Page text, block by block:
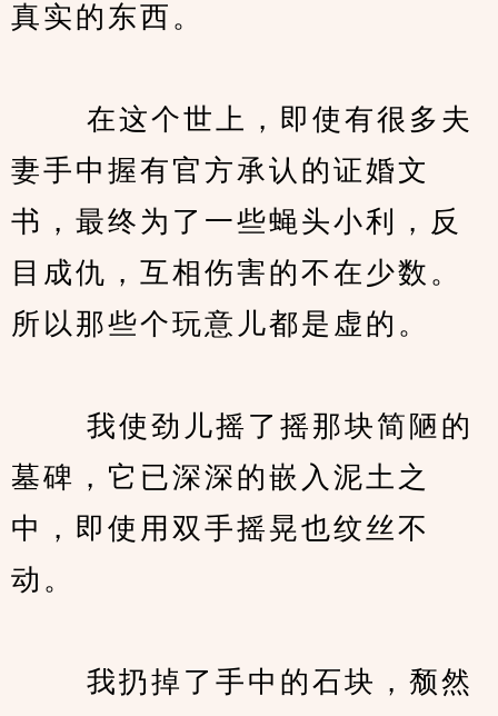
真实的东西。
在这个世上，即使有很多夫
妻手中握有官方承认的证婚文
书，最终为了一些蝇头小利，反
目成仇，互相伤害的不在少数。
所以那些个玩意儿都是虚的。
我使劲儿摇了摇那块简陋的
墓碑，它已深深的嵌入泥土之
中，即使用双手摇晃也纹丝不
动。
我扔掉了手中的石块，颓然